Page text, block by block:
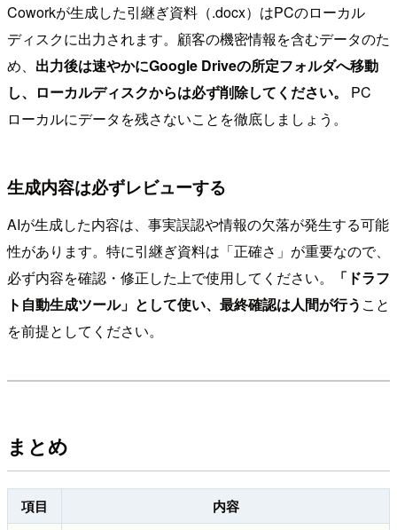
Coworkが生成した引継ぎ資料（.docx）はPCのローカル
ディスクに出力されます。顧客の機密情報を含むデータのた
め、 出力後は速やかにGoogle Driveの所定フォルダへ移動
し、ローカルディスクからは必ず削除してください。
PC
ローカルにデータを残さないことを徹底しましょう。
生成内容は必ずレビューする
AIが生成した内容は、事実誤認や情報の欠落が発生する可能
性があります。特に引継ぎ資料は「正確さ」が重要なので、
必ず内容を確認・修正した上で使用してください。
「ドラフ
ト自動生成ツール」として使い、最終確認は人間が行う こと
を前提としてください。
まとめ
項目 内容